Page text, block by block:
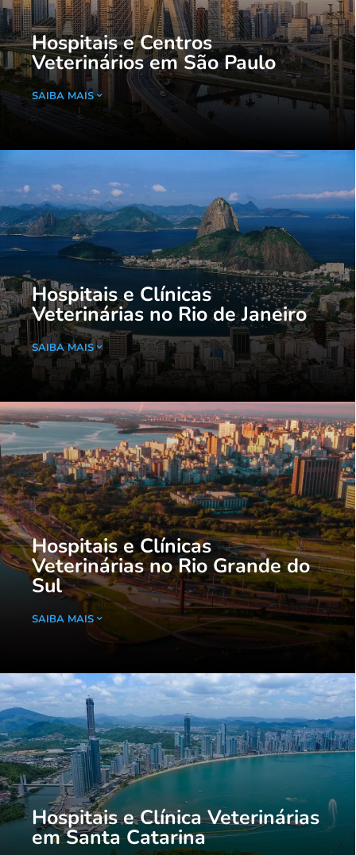
Hospitais e Centros
Veterinários em São Paulo
SAIBA MAIS
Hospitais e Clínicas
Veterinárias no Rio de Janeiro
SAIBA MAIS
Hospitais e Clínicas
Veterinárias no Rio Grande do
Sul
SAIBA MAIS
Hospitais e Clínica Veterinárias
em Santa Catarina